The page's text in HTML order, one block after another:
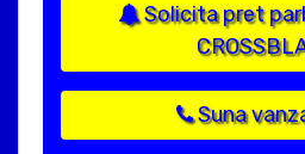
Solicita pret
Suna